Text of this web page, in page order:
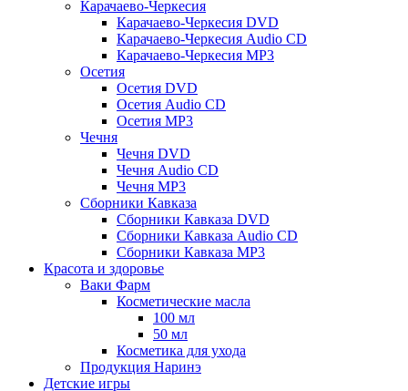
Карачаево-Черкесия
Карачаево-Черкесия DVD
Карачаево-Черкесия Audio CD
Карачаево-Черкесия MP3
Осетия
Осетия DVD
Осетия Audio CD
Осетия MP3
Чечня
Чечня DVD
Чечня Audio CD
Чечня MP3
Сборники Кавказа
Сборники Кавказа DVD
Сборники Кавказа Audio CD
Сборники Кавказа MP3
Красота и здоровье
Ваки Фарм
Косметические масла
100 мл
50 мл
Косметика для ухода
Продукция Наринэ
Детские игры